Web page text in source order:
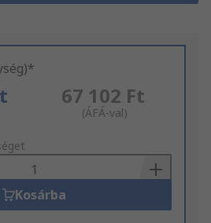
67 102 Ft
(ÁFÁ-val)
Kosárba